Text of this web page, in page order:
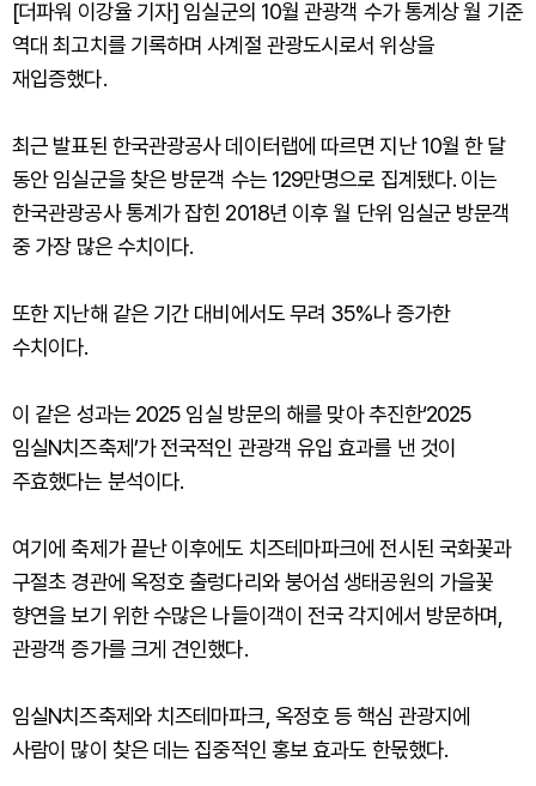
[더파워 이강율 기자] 임실군의 10월 관광객 수가 통계상 월 기준
역대 최고치를 기록하며 사계절 관광도시로서 위상을
재입증했다.
최근 발표된 한국관광공사 데이터랩에 따르면 지난 10월 한 달
동안 임실군을 찾은 방문객 수는 129만명으로 집계됐다. 이는
한국관광공사 통계가 잡힌 2018년 이후 월 단위 임실군 방문객
중 가장 많은 수치이다.
또한 지난해 같은 기간 대비에서도 무려 35%나 증가한
수치이다.
이 같은 성과는 2025 임실 방문의 해를 맞아 추진한‘2025
임실N치즈축제’가 전국적인 관광객 유입 효과를 낸 것이
주효했다는 분석이다.
여기에 축제가 끝난 이후에도 치즈테마파크에 전시된 국화꽃과
구절초 경관에 옥정호 출렁다리와 붕어섬 생태공원의 가을꽃
향연을 보기 위한 수많은 나들이객이 전국 각지에서 방문하며,
관광객 증가를 크게 견인했다.
임실N치즈축제와 치즈테마파크, 옥정호 등 핵심 관광지에
사람이 많이 찾은 데는 집중적인 홍보 효과도 한몫했다.